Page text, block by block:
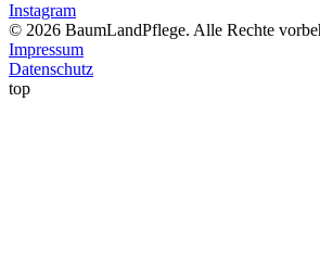
Instagram
© 2026 BaumLandPflege. Alle Rechte
Impressum
Datenschutz
top